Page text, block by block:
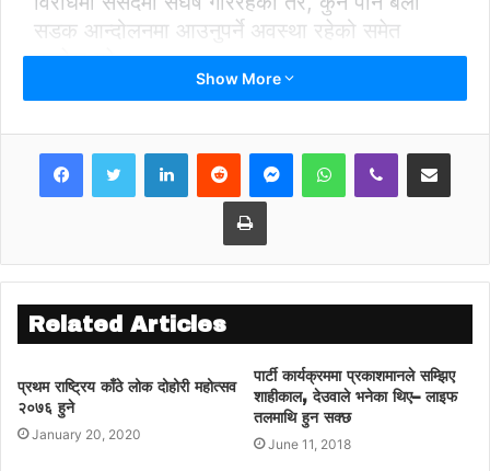
सडक आन्दोलनमा आउनुपर्ने अवस्था रहेको समेत
उल्लेख गरे ।
Show More
LinkedInReddit MessengerWhatsAppViber Share via Email
Print
Related Articles
प्रथम राष्ट्रिय काँठे लोक दोहोरी महोत्सव
२०७६ हुने
January 20, 2020
पार्टी कार्यक्रममा प्रकाशमानले सम्झिए
शाहीकाल, देउवाले भनेका थिए– लाइफ
तलमाथि हुन सक्छ
June 11, 2018